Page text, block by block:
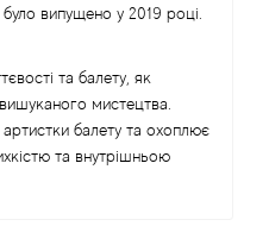
було випущено у 2019 році.
та балету, як
мистецтва.
балету та охоплює
та внутрішньою